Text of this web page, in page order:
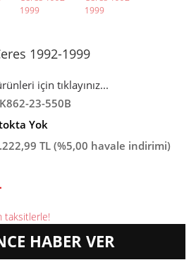
1992-1999
için tıklayınız...
23-550B
Yok
TL (%5,00 havale indirimi)
taksitlerle!
HABER VER